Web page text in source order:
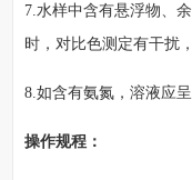
7.水样中含有悬浮物、
时，对比色测定有干扰
8.如含有氨氮，溶液应
操作规程：